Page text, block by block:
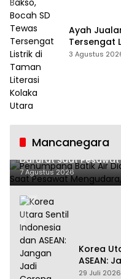
Ayah
Tersengat
Utara
3 Agustus
Mancanegara
Penumpang Batik Air
Darurat Saat
di Dalam Kabin
7 Agustus 2026
Korea
ASEAN:
Amerika
29 Juli 2026